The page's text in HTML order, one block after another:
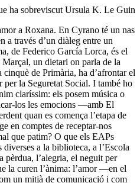
ha sobreviscut Ursula K. Le Guin
a Roxana. En Cyrano té un nas
a través d’un diàleg entre un
de Federico García Lorca, és el
un dietari on parla de la
de Primària, ha d’afrontar el
per la Seguretat Social. I també ho
claríssim: els posem música o
los les emocions —amb El
quan es comença l’etapa de
en comptes de receptar-nos
que patim? O que els EAPs
a la biblioteca, a l’Escola
pèrdua, l’alegria, el neguit per
la curen l’ànima: l’amor —en el
un mitjà de comunicació i com